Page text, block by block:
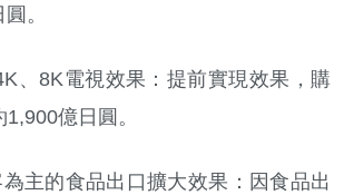
圓 。
、8K電視效果 ： 提前實現效果 ， 購
1,900億日圓 。
為主的食品出口擴大效果 ： 因食品出